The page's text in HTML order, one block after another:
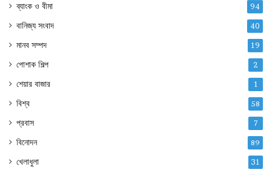
ব্যাংক ও বীমা 94
বানিজ্য সংবাদ 40
মানব সম্পদ 19
পোশাক শিল্প 2
শেয়ার বাজার 1
বিশ্ব 58
প্রবাস 7
বিনোদন 89
খেলাধুলা 31